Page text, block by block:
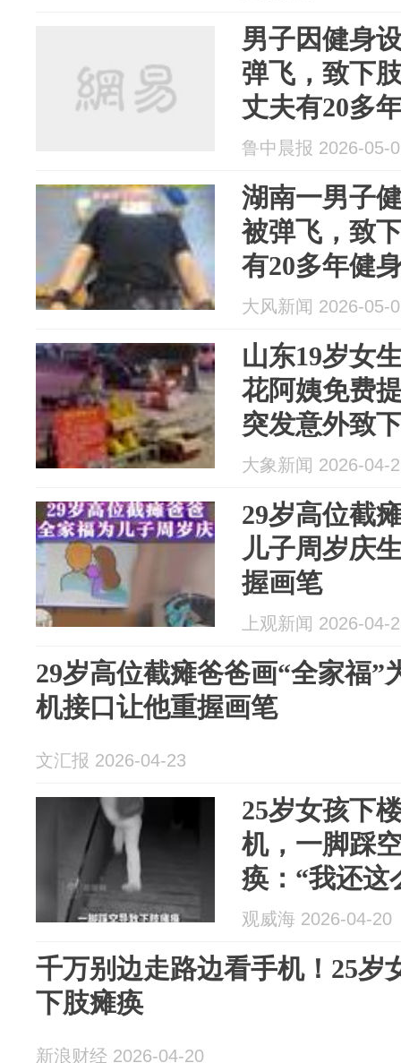
男子因健身
弹飞，致下
丈夫有20多
称硬盘损坏
鲁中晨报 2026-05-
湖南一男子
被弹飞，致
有20多年健
盘损坏，无
介入
大风新闻 2026-05-
山东19岁女
花阿姨免费
突发意外致
摆摊筹钱
大象新闻 2026-04-
29岁高位截
儿子周岁庆
握画笔
上观新闻 2026-04-
29岁高位截瘫爸爸画“全家福”
机接口让他重握画笔
文汇报 2026-04-23
25岁女孩下
机，一脚踩
痪：“我还这
子就完了吧”
楼梯过马路
可能就是一
观威海 2026-04-20
千万别边走路边看手机！25岁
下肢瘫痪
新浪财经 2026-04-20